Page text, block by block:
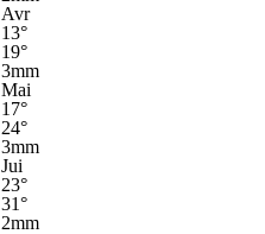
Avr
13°
19°
3mm
Mai
17°
24°
3mm
Jui
23°
31°
2mm